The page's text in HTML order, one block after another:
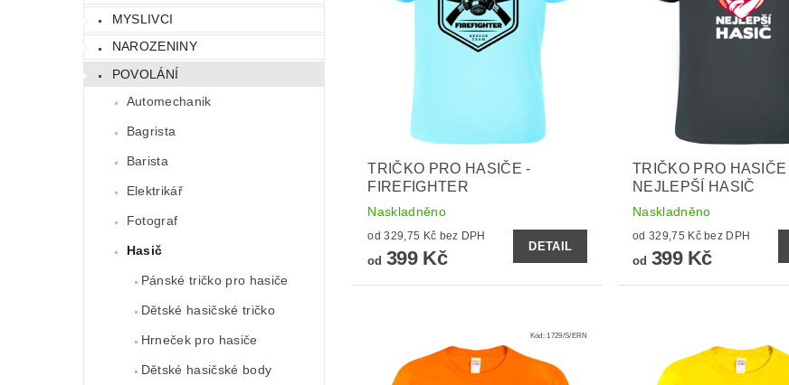
MYSLIVCI
NAROZENINY
POVOLÁNÍ
Automechanik
Bagrista
Barista
Elektrikář
Fotograf
Hasič
Pánské tričko pro hasiče
Dětské hasičské tričko
Hrneček pro hasiče
Dětské hasičské body
TRIČKO PRO HASIČE -
FIREFIGHTER
Naskladněno
od 329,75 Kč bez DPH
od 399 Kč
DETAIL
TRIČKO PRO HASIČE
NEJLEPŠÍ HASIČ
Naskladněno
od 329,75 Kč bez DPH
od 399 Kč
Kód:1729/S/ERN